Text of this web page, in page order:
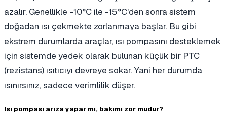
azalır. Genellikle -10°C ile -15°C'den sonra sistem
doğadan ısı çekmekte zorlanmaya başlar. Bu gibi
ekstrem durumlarda araçlar, ısı pompasını desteklemek
için sistemde yedek olarak bulunan küçük bir PTC
(rezistans) ısıtıcıyı devreye sokar. Yani her durumda
ısınırsınız, sadece verimlilik düşer.
Isı pompası arıza yapar mı, bakımı zor mudur?